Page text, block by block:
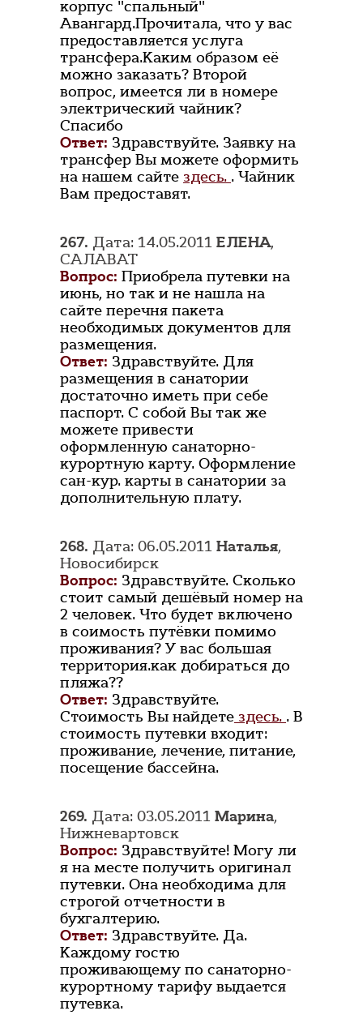
корпус "спальный"
Авангард.Прочитала, что у вас
предоставляется услуга
трансфера.Каким образом её
можно заказать? Второй
вопрос, имеется ли в номере
электрический чайник?
Спасибо
Ответ: Здравствуйте. Заявку на
трансфер Вы можете оформить
на нашем сайте здесь. . Чайник
Вам предоставят.
267. Дата: 14.05.2011 ЕЛЕНА,
САЛАВАТ
Вопрос: Приобрела путевки на
июнь, но так и не нашла на
сайте перечня пакета
необходимых документов для
размещения.
Ответ: Здравствуйте. Для
размещения в санатории
достаточно иметь при себе
паспорт. С собой Вы так же
можете привести
оформленную санаторно-
курортную карту. Оформление
сан-кур. карты в санатории за
дополнительную плату.
268. Дата: 06.05.2011 Наталья,
Новосибирск
Вопрос: Здравствуйте. Сколько
стоит самый дешёвый номер на
2 человек. Что будет включено
в соимость путёвки помимо
проживания? У вас большая
территория.как добираться до
пляжа??
Ответ: Здравствуйте.
Стоимость Вы найдете здесь. . В
стоимость путевки входит:
проживание, лечение, питание,
посещение бассейна.
269. Дата: 03.05.2011 Марина,
Нижневартовск
Вопрос: Здравствуйте! Могу ли
я на месте получить оригинал
путевки. Она необходима для
строгой отчетности в
бухгалтерию.
Ответ: Здравствуйте. Да.
Каждому гостю
проживающему по санаторно-
курортному тарифу выдается
путевка.